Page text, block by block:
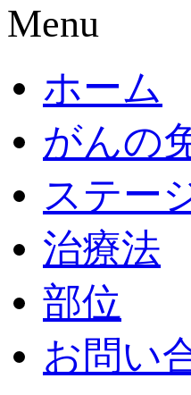
Menu
ホーム
がんの
ステー
治療法
部位
お問い